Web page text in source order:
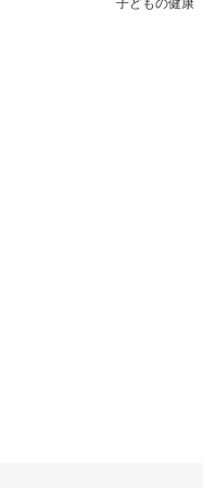
子どもの健康